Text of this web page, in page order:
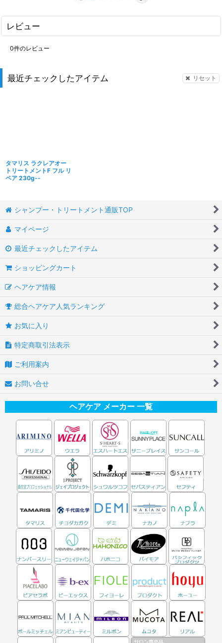
レビュー
0件のレビュー
最近チェックしたアイテム リセット
タマリス ラクレアオー
トリートメントF フル リ
ペア 230g--
シャンプー・トリートメント通販TOP
マイページ
最近チェックしたアイテム
ショッピングカート
ヘアケア情報
総合ヘアケア人気ランキング
お気に入り
特定商取引法表示
ご利用案内
お問い合せ
ヘアケア メーカー 一覧